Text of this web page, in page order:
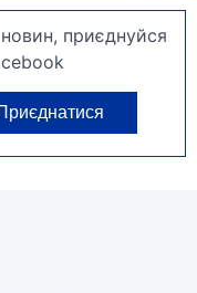
приєднуйся